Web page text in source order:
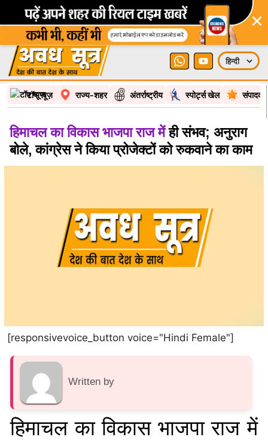
×
टॉप न्यूज़ राज्य-शहर अंतर्राष्ट्रीय स्पोर्ट्स खेल
हिमाचल का विकास भाजपा राज मेंही संभव; अनुराग
बोले, कांग्रेस ने किया प्रोजेक्टों को रुकवाने का काम
[responsivevoice_button voice="Hindi Female"]
Written by
हिमाचल का विकास भाजपा राज में